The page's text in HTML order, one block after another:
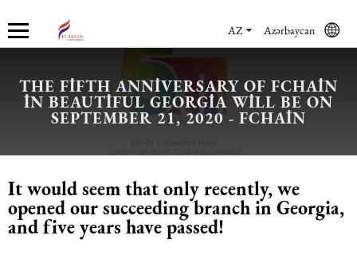
Haqqımızda
Karyera
Xəbərlər
Xidmətlər
Mühasibat xidmətləri
Audit xidmətləri
Uçotun bərpası
Hüquq xidmətləri və konsaltinq
Hüquq xidmətləri və konsaltinq
Kommersiya Hüquqi Xidmətləri
Əmək hüququ
İnsan Resursların uçotu
İnsan Resursların uçotu
Konsultasiya
Autsorsinq və autstaffinq
Marketinq xidmətləri
Satış xidmətləri
Ticarət marketinq xidmətləri
AZ Azərbaycan
THE FIFTH ANNIVERSARY OF FCHAIN
IN BEAUTIFUL GEORGIA WILL BE ON
SEPTEMBER 21, 2020 - FCHAIN
It would seem that only recently, we
opened our succeeding branch in Georgia,
and five years have passed!